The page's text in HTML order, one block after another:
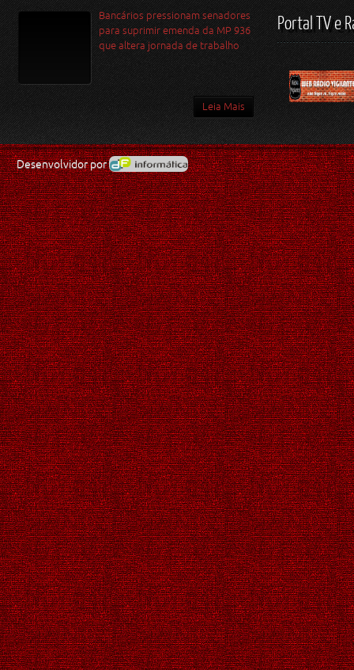
Bancários pressionam senadores
para suprimir emenda da MP 936
que altera jornada de trabalho
Leia Mais
Portal TV e
Desenvolvidor por